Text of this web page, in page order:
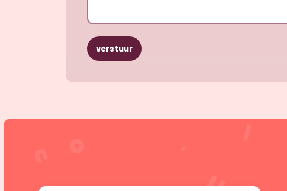
verstuur